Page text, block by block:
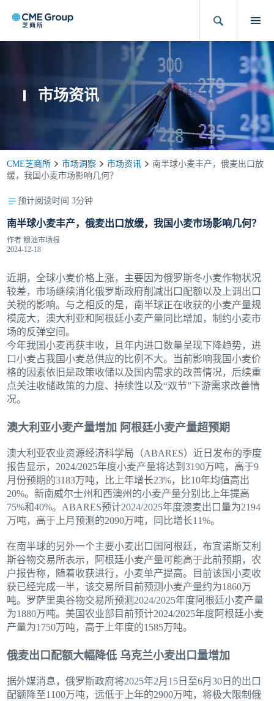
市场资讯
CME芝商所 市场洞察 市场资讯
南半球小麦丰产，俄麦出口放
缓，我国小麦市场影响几何？
预计阅读时间 3分钟
南半球小麦丰产，俄麦出口放缓，我国小麦市场影响几何？
作者粮油市场报
2024-12-18
近期，全球小麦价格上涨，主要因为俄罗斯冬小麦作物状况
较差，市场继续消化俄罗斯政府削减出口配额以及上调出口
关税的影响。与之相反的是，南半球正在收获的小麦产量规
模庞大，澳大利亚和阿根廷小麦产量同比增加，制约小麦市
场的反弹空间。
今年我国小麦再获丰收，且年内进口数量呈现下降趋势，进
口小麦占我国小麦总供应的比例不大。当前影响我国小麦价
格的因素依旧是政策收储以及国内需求的改善情况，后续重
点关注收储政策的力度、持续性以及“双节”下游需求改善情
况。
澳大利亚小麦产量增加 阿根廷小麦产量超预期
澳大利亚农业资源经济科学局（ABARES）近日发布的季度
报告显示，2024/2025年度小麦产量将达到3190万吨，高于9
月份预期的3183万吨，比上年增长23%，比10年均值高出
20%。新南威尔士州和西澳州的小麦产量分别比上年提高
75%和40%。ABARES预计2024/2025年度澳麦出口量为2194
万吨，高于上月预测的2090万吨，同比增长11%。
在南半球的另外一个主要小麦出口国阿根廷，布宜诺斯艾利
斯谷物交易所表示，阿根廷小麦产量可能高于此前预期，农
户报告称，随着收获进行，小麦单产提高。目前该国小麦收
获已经完成一半，该交易所目前预测小麦产量约为1860万
吨。罗萨里奥谷物交易所预测2024/2025年度阿根廷小麦产量
为1880万吨。美国农业部目前预计2024/2025年度阿根廷小麦
产量为1750万吨，高于上年度的1585万吨。
俄麦出口配额大幅降低 乌克兰小麦出口量增加
据外媒消息，俄罗斯政府将2025年2月15日至6月30日的出口
配额降至1100万吨，远低于上年的2900万吨，将极大限制俄